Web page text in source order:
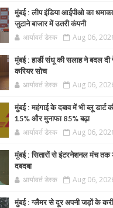
मुंबई : लीप इंडिया आईपीओ का
जुटाने बाजार में उतरी कंपनी
आर्यावर्त डेस्क Aug 06,
मुंबई : हार्डी संधू की सलाह ने बदल
करियर सोच
आर्यावर्त डेस्क Aug 06,
मुंबई : महंगाई के दबाव में भी ब्लू डार्ट
15% और मुनाफा 85% बढ़ा
आर्यावर्त डेस्क Aug 06,
मुंबई : सितारों से इंटरनेशनल मंच तक
दबदबा
आर्यावर्त डेस्क Aug 06,
मुंबई : ग्लैमर से दूर अपनी जड़ों के